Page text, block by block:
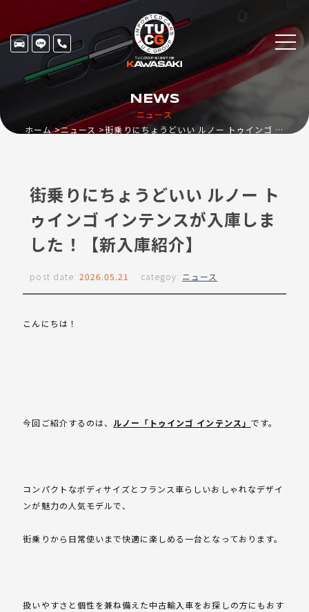
ニュース
NEWS
ホーム ニュース 街乗りにちょうどいい ルノー トゥインゴ インテンスが入庫しました！【新入庫紹介】
街乗りにちょうどいい ルノー ト
ゥインゴ インテンスが入庫しま
した！【新入庫紹介】
post date: 2026.05.21 categoy: ニュース
こんにちは！
今回ご紹介するのは、 ルノー「トゥインゴ インテンス」 です。
コンパクトなボディサイズとフランス車らしいおしゃれなデザイ
ンが魅力の人気モデルで、
街乗りから日常使いまで快適に楽しめる一台となっております。
扱いやすさと個性を兼ね備えた中古輸入車をお探しの方にもおす